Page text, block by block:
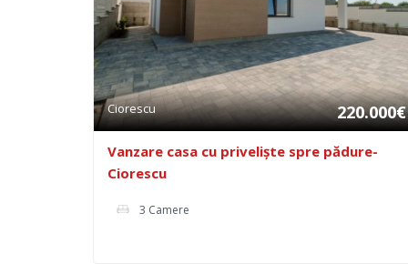
Ciorescu 220.000€
Vanzare casa cu priveliște spre pădure-
Ciorescu
3 Camere